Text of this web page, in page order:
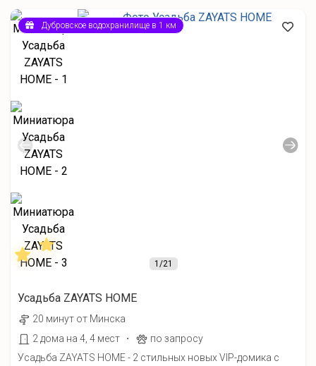
1/21
Дубровское водохранилище в 1 км
Усадьба ZAYATS HOME
20 минут от Минска
2 дома на 4, 4 мест
·
по запросу
Усадьба ZAYATS HOME - 2 стильных новых VIP-домика с